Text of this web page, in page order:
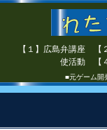
【１】広島弁講座 【
使活動 【
■元ゲーム開